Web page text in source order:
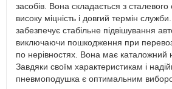
засобів. Вона складається з
високу міцність і довгий термін
забезпечує стабільне підвішування
виключаючи пошкодження при
по нерівностях. Вона має
Завдяки своїм характеристикам і
пневмоподушка є оптимальним